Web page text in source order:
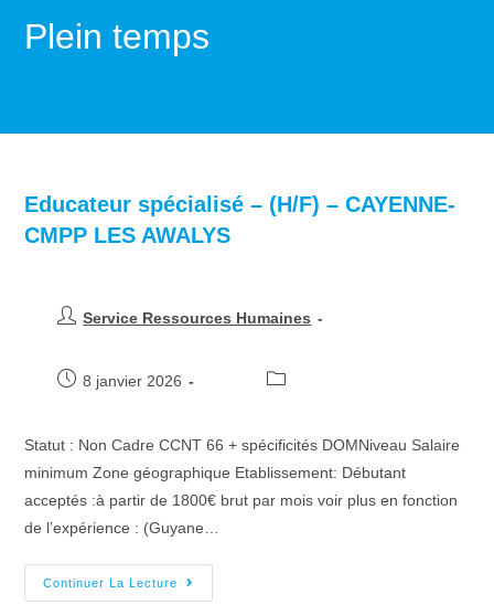
Plein temps
Educateur spécialisé – (H/F) – CAYENNE-
CMPP LES AWALYS
Service Ressources Humaines
8 janvier 2026
Statut : Non Cadre CCNT 66 + spécificités DOMNiveau Salaire
minimum Zone géographique Etablissement: Débutant
acceptés :à partir de 1800€ brut par mois voir plus en fonction
de l’expérience : (Guyane…
Continuer La Lecture